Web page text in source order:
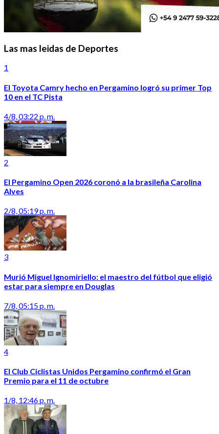
Las mas leidas de Deportes
1
El Toyota Camry hecho en Pergamino logró su primer Top
10 en el TC Pista
4/8, 03:22 p. m.
2
El Pergamino Open 2026 coronó a la brasileña Carolina
Alves
2/8, 05:19 p. m.
3
Murió Miguel Ignomiriello: el maestro del fútbol que eligió
estar para siempre en Douglas
7/8, 05:15 p. m.
4
El Club Ciclistas Unidos Pergamino confirmó el Gran
Premio para el 11 de octubre
1/8, 12:46 p. m.